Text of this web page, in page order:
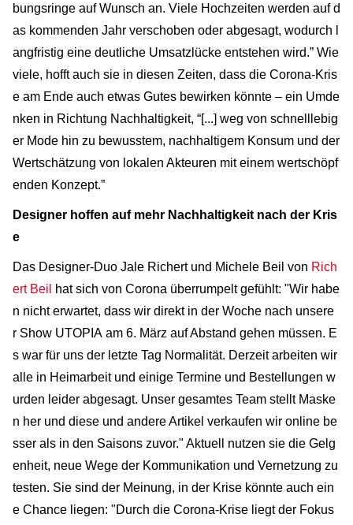
bungsringe auf Wunsch an. Viele Hochzeiten werden auf d
as kommenden Jahr verschoben oder abgesagt, wodurch l
angfristig eine deutliche Umsatzlücke entstehen wird.” Wie
viele, hofft auch sie in diesen Zeiten, dass die Corona-Kris
e am Ende auch etwas Gutes bewirken könnte – ein Umde
nken in Richtung Nachhaltigkeit, “[...] weg von schnelllebig
er Mode hin zu bewusstem, nachhaltigem Konsum und der
Wertschätzung von lokalen Akteuren mit einem wertschöpf
enden Konzept.”
Designer hoffen auf mehr Nachhaltigkeit nach der Kris
e
Das Designer-Duo Jale Richert und Michele Beil von Rich
ert Beil
hat sich von Corona überrumpelt gefühlt: "Wir habe
n nicht erwartet, dass wir direkt in der Woche nach unsere
r Show UTOPIA am 6. März auf Abstand gehen müssen. E
s war für uns der letzte Tag Normalität. Derzeit arbeiten wir
alle in Heimarbeit und einige Termine und Bestellungen w
urden leider abgesagt. Unser gesamtes Team stellt Maske
n her und diese und andere Artikel verkaufen wir online be
sser als in den Saisons zuvor." Aktuell nutzen sie die Gelg
enheit, neue Wege der Kommunikation und Vernetzung zu
testen. Sie sind der Meinung, in der Krise könnte auch ein
e Chance liegen: "Durch die Corona-Krise liegt der Fokus